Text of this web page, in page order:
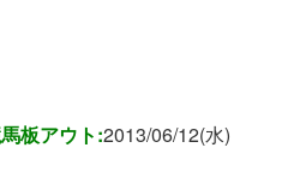
板アウト:2013/06/12(水)